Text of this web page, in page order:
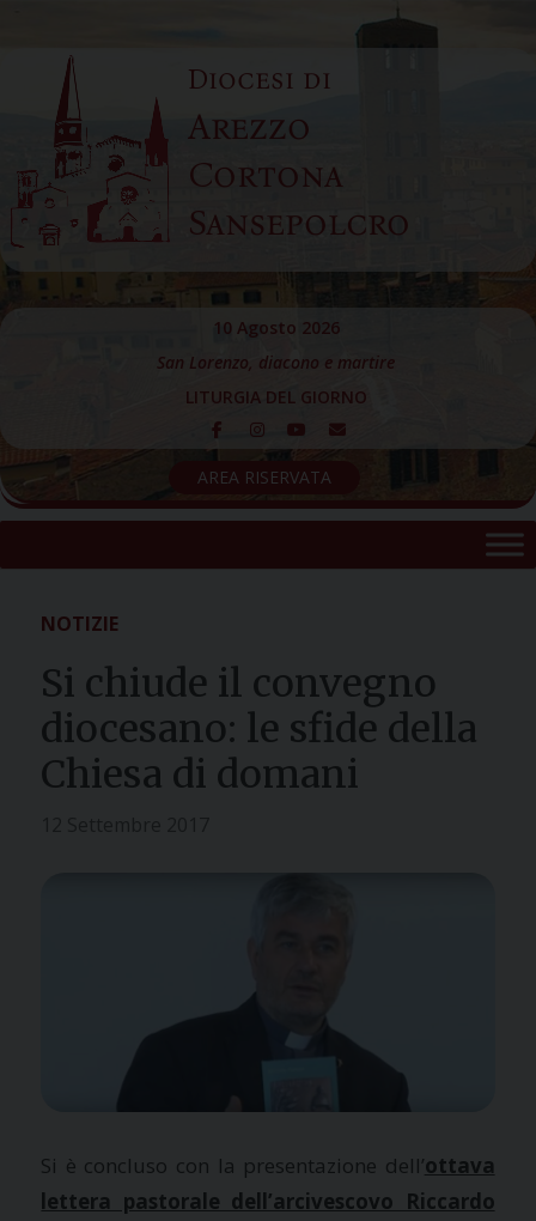
content
Diocesi di
Arezzo
Cortona
Sansepolcro
10 Agosto 2026
San Lorenzo, diacono e martire
LITURGIA DEL GIORNO
AREA RISERVATA
NOTIZIE
Si chiude il convegno
diocesano: le sfide della
Chiesa di domani
Si è concluso con la presentazione dell’ottava
lettera pastorale dell’arcivescovo Riccardo